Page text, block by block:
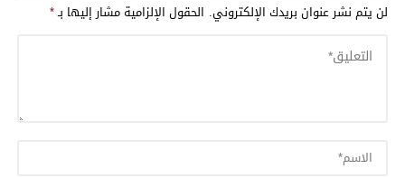
لن يتم نشر عنوان بريدك الإلكتروني. الحقول الإلزامية مشار إليها بـ*